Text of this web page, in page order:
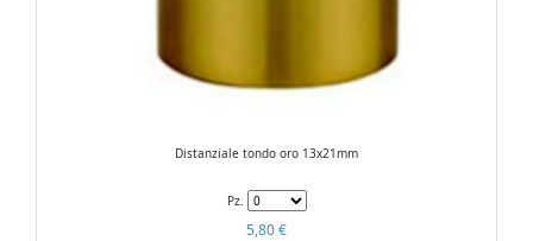
Distanziale tondo oro 13x21mm
Pz.
5,80 €